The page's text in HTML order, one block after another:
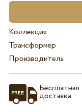
Коллекция
Трансформер
Производитель
Бесплатная
доставка